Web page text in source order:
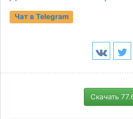
Чат в Telegram
Скачать